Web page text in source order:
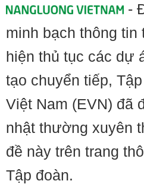
-
minh bạch thông
hiện thủ tục các dự
tạo chuyển tiếp,
Việt Nam (EVN) đã
nhật thường xuyên
đề này trên trang
Tập đoàn.